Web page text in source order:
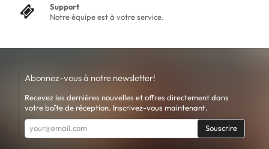
Support
Notre équipe est à votre service.
Abonnez-vous à notre newsletter!
Recevez les dernières nouvelles et offres directement dans
votre boîte de réception. Inscrivez-vous maintenant.
Souscrire